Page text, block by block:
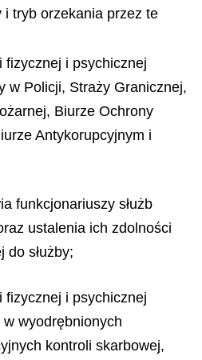
tryb orzekania przez te
fizycznej i psychicznej
w Policji, Straży Granicznej,
Biurze Ochrony
Antykorupcyjnym i
funkcjonariuszy służb
ustalenia ich zdolności
do służby;
fizycznej i psychicznej
wyodrębnionych
kontroli skarbowej,